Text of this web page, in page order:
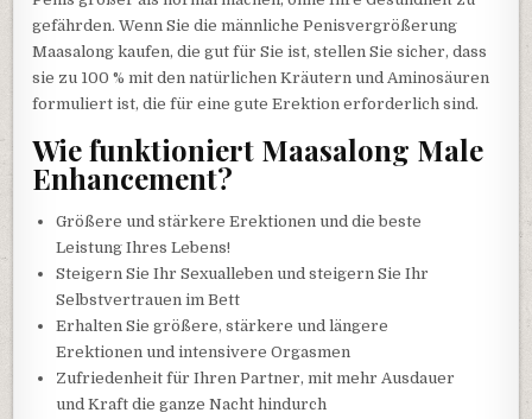
gefährden. Wenn Sie die männliche Penisvergrößerung
Maasalong kaufen, die gut für Sie ist, stellen Sie sicher, dass
sie zu 100 % mit den natürlichen Kräutern und Aminosäuren
formuliert ist, die für eine gute Erektion erforderlich sind.
Wie funktioniert Maasalong Male
Enhancement?
Größere und stärkere Erektionen und die beste
Leistung Ihres Lebens!
Steigern Sie Ihr Sexualleben und steigern Sie Ihr
Selbstvertrauen im Bett
Erhalten Sie größere, stärkere und längere
Erektionen und intensivere Orgasmen
Zufriedenheit für Ihren Partner, mit mehr Ausdauer
und Kraft die ganze Nacht hindurch